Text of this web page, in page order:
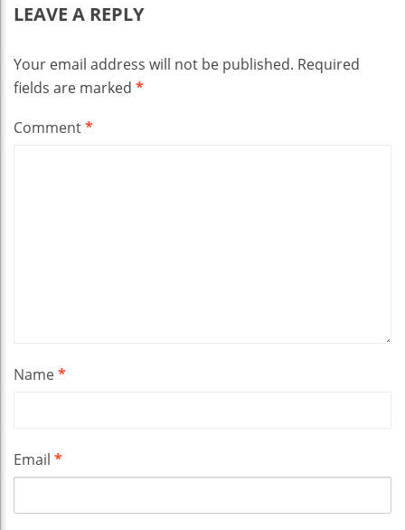
LEAVE A REPLY
Your email address will not be published. Required
fields are marked *
Comment*
Name*
Email *